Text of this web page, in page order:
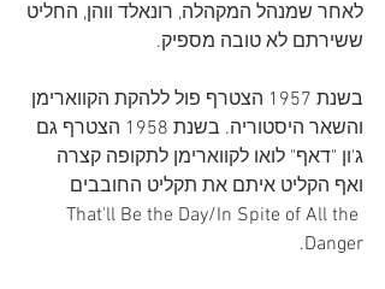
לאחר שמנהל המקהלה, רונאלד ווהן, החליט
ששירתם לא טובה מספיק.
בשנת 1957 הצטרף פול ללהקת הקווארימן
והשאר היסטוריה. בשנת 1958 הצטרף גם
ג'ון "דאף" לואו לקווארימן לתקופה קצרה
ואף הקליט איתם את תקליט החובבים
That'll Be the Day/In Spite of All the
Danger.